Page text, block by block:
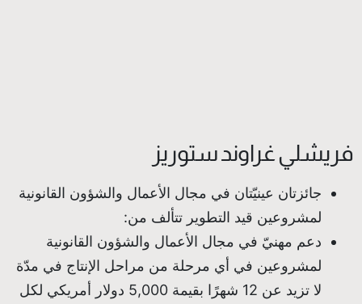
فريشلي غراوند ستوريز
جائزتان عينيّتان في مجال الأعمال والشؤون القانونية
لمشروعين قيد التطوير تتألف من:
دعم مهنيّ في مجال الأعمال والشؤون القانونية
لمشروعين في أي مرحلة من مراحل الإنتاج في مدّة
لا تزيد عن 12 شهرًا بقيمة 5,000 دولار أمريكي لكل